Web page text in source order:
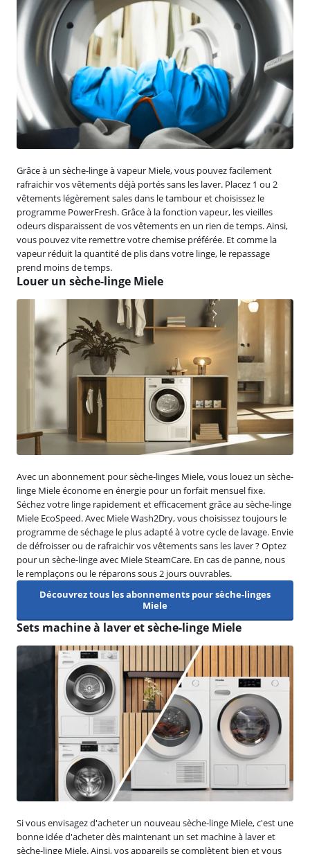
Grâce à un sèche-linge à vapeur Miele, vous pouvez facilement
rafraichir vos vêtements déjà portés sans les laver. Placez 1 ou 2
vêtements légèrement sales dans le tambour et choisissez le
programme PowerFresh. Grâce à la fonction vapeur, les vieilles
odeurs disparaissent de vos vêtements en un rien de temps. Ainsi,
vous pouvez vite remettre votre chemise préférée. Et comme la
vapeur réduit la quantité de plis dans votre linge, le repassage
prend moins de temps.
Louer un sèche-linge Miele
Avec un abonnement pour sèche-linges Miele, vous louez un sèche-
linge Miele économe en énergie pour un forfait mensuel fixe.
Séchez votre linge rapidement et efficacement grâce au sèche-linge
Miele EcoSpeed. Avec Miele Wash2Dry, vous choisissez toujours le
programme de séchage le plus adapté à votre cycle de lavage. Envie
de défroisser ou de rafraichir vos vêtements sans les laver ? Optez
pour un sèche-linge avec Miele SteamCare. En cas de panne, nous
le remplaçons ou le réparons sous 2 jours ouvrables.
Découvrez tous les abonnements pour sèche-linges
Miele
Sets machine à laver et sèche-linge Miele
Si vous envisagez d'acheter un nouveau sèche-linge Miele, c'est une
bonne idée d'acheter dès maintenant un set machine à laver et
sèche-linge Miele. Ainsi, vos appareils se complètent bien et vous